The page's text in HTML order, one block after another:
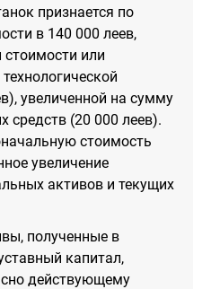
признается по
в 140 000 леев,
стоимости или
увеличенной на сумму
(20 000 леев).
стоимость
увеличение
активов и текущих
полученные в
капитал,
действующему